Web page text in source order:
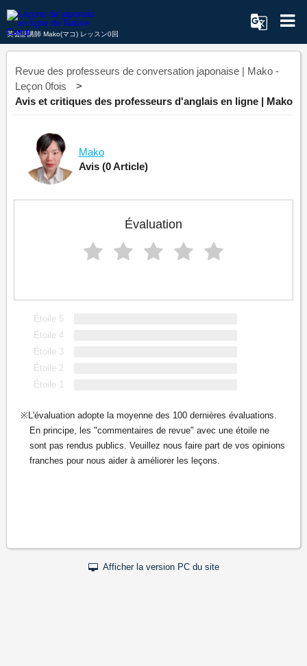
英会話講師 Mako(マコ) レッスン0回
Revue des professeurs de conversation japonaise | Mako -
Leçon 0fois
Avis et critiques des professeurs d'anglais en ligne | Mako
Mako
Avis (0 Article)
Évaluation
Étoile 5
Étoile 4
Étoile 3
Étoile 2
Étoile 1
L'évaluation adopte la moyenne des 100 dernières évaluations.
En principe, les "commentaires de revue" avec une étoile ne
sont pas rendus publics. Veuillez nous faire part de vos opinions
franches pour nous aider à améliorer les leçons.
Afficher la version PC du site